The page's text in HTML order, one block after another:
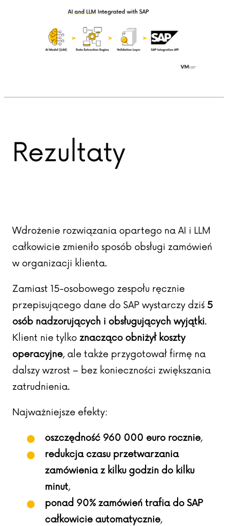
Rezultaty
Wdrożenie rozwiązania opartego na AI i LLM
całkowicie zmieniło sposób obsługi zamówień
w organizacji klienta.
Zamiast 15-osobowego zespołu ręcznie
przepisującego dane do SAP wystarczy dziś 5
osób nadzorujących i obsługujących wyjątki.
Klient nie tylko znacząco obniżył koszty
operacyjne, ale także przygotował firmę na
dalszy wzrost – bez konieczności zwiększania
zatrudnienia.
Najważniejsze efekty:
oszczędność 960 000 euro rocznie,
redukcja czasu przetwarzania
zamówienia z kilku godzin do kilku
minut,
ponad 90% zamówień trafia do SAP
całkowicie automatycznie,